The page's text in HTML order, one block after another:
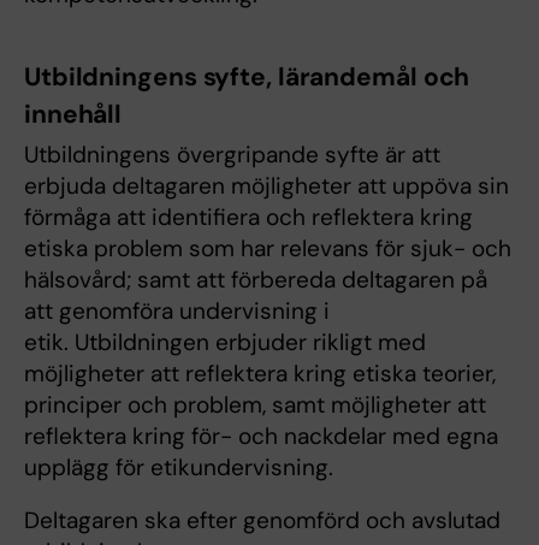
Utbildningens syfte, lärandemål och
innehåll
Utbildningens övergripande syfte är att
erbjuda deltagaren möjligheter att uppöva sin
förmåga att identifiera och reflektera kring
etiska problem som har relevans för sjuk- och
hälsovård; samt att förbereda deltagaren på
att genomföra undervisning i
etik. Utbildningen erbjuder rikligt med
möjligheter att reflektera kring etiska teorier,
principer och problem, samt möjligheter att
reflektera kring för- och nackdelar med egna
upplägg för etikundervisning.
Deltagaren ska efter genomförd och avslutad